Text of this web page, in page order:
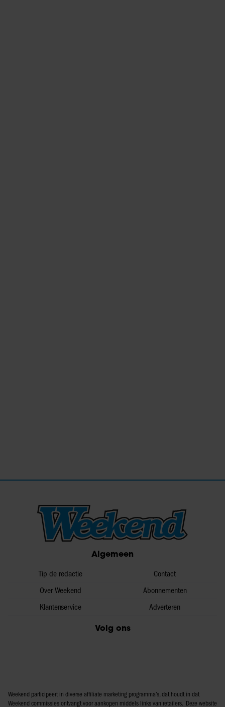
Algemeen
Tip de redactie
Over Weekend
Klantenservice
Contact
Abonnementen
Adverteren
Volg ons
Weekend participeert in diverse affiliate marketing programma’s, dat houdt in dat
Weekend commissies ontvangt voor aankopen middels links van retailers. Deze website